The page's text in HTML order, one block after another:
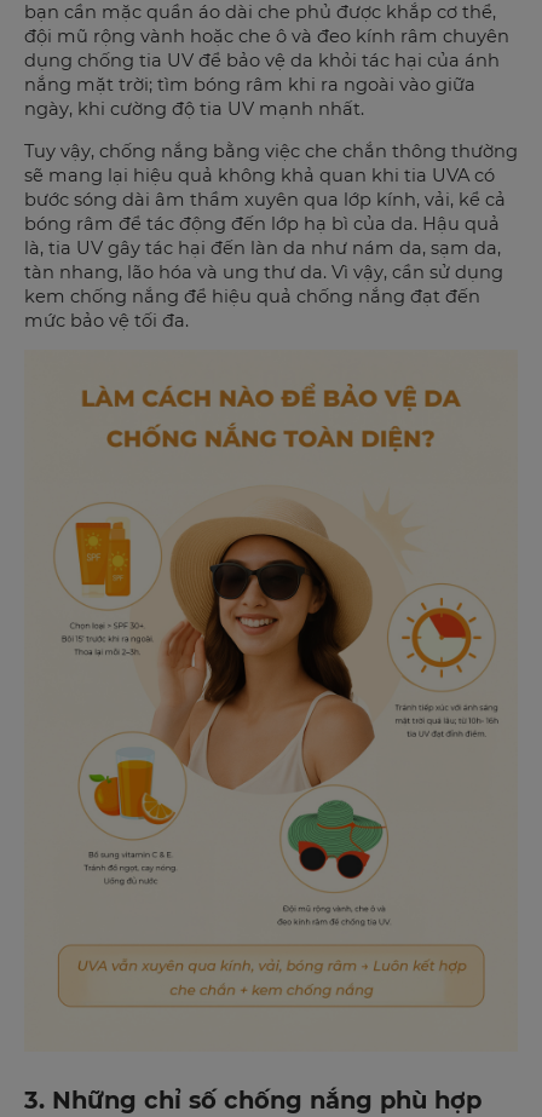
bạn cần mặc quần áo dài che phủ được khắp cơ thể,
đội mũ rộng vành hoặc che ô và đeo kính râm chuyên
dụng chống tia UV để bảo vệ da khỏi tác hại của ánh
nắng mặt trời; tìm bóng râm khi ra ngoài vào giữa
ngày, khi cường độ tia UV mạnh nhất.
Tuy vậy, chống nắng bằng việc che chắn thông thường
sẽ mang lại hiệu quả không khả quan khi tia UVA có
bước sóng dài âm thầm xuyên qua lớp kính, vải, kể cả
bóng râm để tác động đến lớp hạ bì của da. Hậu quả
là, tia UV gây tác hại đến làn da như nám da, sạm da,
tàn nhang, lão hóa và ung thư da. Vì vậy, cần sử dụng
kem chống nắng để hiệu quả chống nắng đạt đến
mức bảo vệ tối đa.
3. Những chỉ số chống nắng phù hợp